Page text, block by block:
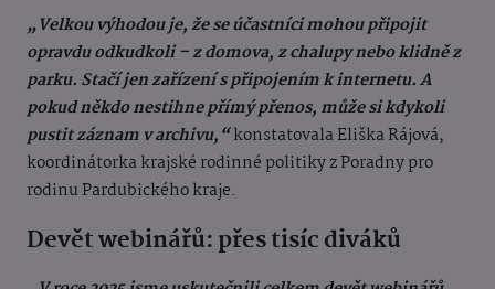
„Velkou výhodou je, že se účastníci mohou připojit
opravdu odkudkoli – z domova, z chalupy nebo klidně z
parku. Stačí jen zařízení s připojením k internetu. A
pokud někdo nestihne přímý přenos, může si kdykoli
pustit záznam v archivu,“konstatovala Eliška Rájová,
koordinátorka krajské rodinné politiky z Poradny pro
rodinu Pardubického kraje.
Devět webinářů: přes tisíc diváků